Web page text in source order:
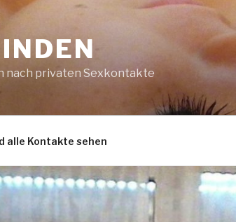
nach privaten Sexkontakte
alle Kontakte sehen